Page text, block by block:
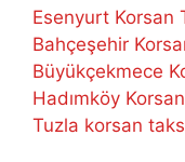
Esenyurt Korsan
Bahçeşehir
Büyükçekmece
Hadımköy
Tuzla korsan